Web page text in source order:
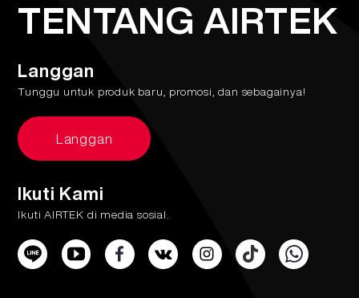
TENTANG AIRTEK
Langgan
Tunggu untuk produk baru, promosi, dan sebagainya!
Langgan
Ikuti Kami
Ikuti AIRTEK di media sosial.